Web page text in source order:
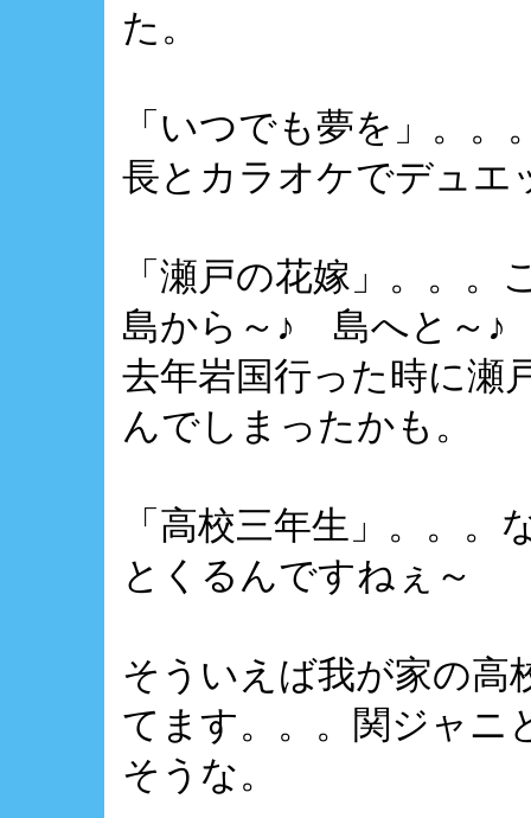
た。
「いつでも夢を」。
長とカラオケでデュ
「瀬戸の花嫁」。。
島から～♪ 島へと～♪
去年岩国行った時に瀬
んでしまったかも。
「高校三年生」。。
とくるんですねぇ～
そういえば我が家の高
てます。。。関ジャニ
そうな。